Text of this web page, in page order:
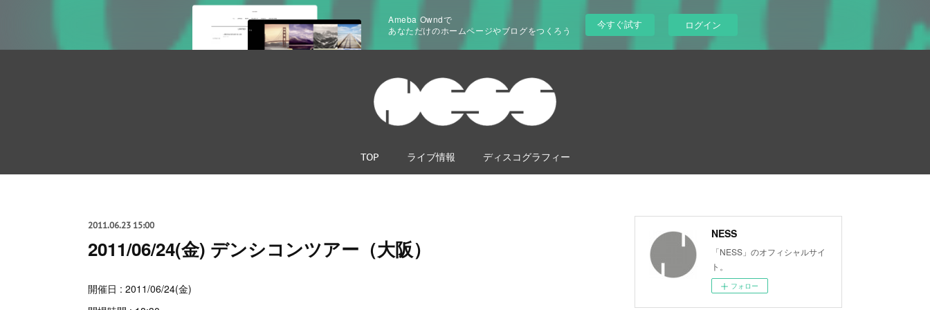
Ameba Owndで
あなただけのホームページやブログをつくろう
今すぐ試す ログイン
TOP ライブ情報 ディスコグラフィー
2011.06.23 15:00
2011/06/24(金) デンシコンツアー（大阪）
開催日 : 2011/06/24(金)
NESS
「NESS」のオフィシャルサイ
ト。
フォロー